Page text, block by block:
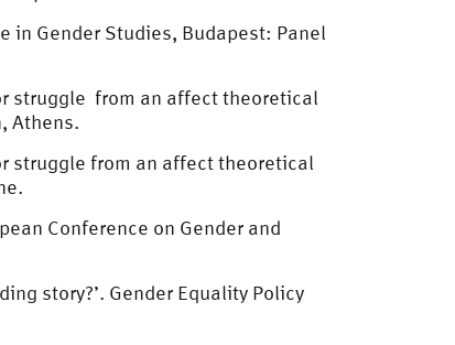
in Gender Studies, Budapest: Panel
struggle from an affect theoretical
Athens.
struggle from an affect theoretical
Conference on Gender and
story?’. Gender Equality Policy